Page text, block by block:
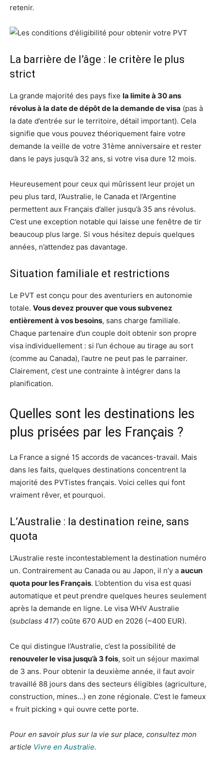
retenir.
La barrière de l’âge : le critère le plus
strict
La grande majorité des pays fixe la limite à 30 ans
révolus à la date de dépôt de la demande de visa (pas à
la date d’entrée sur le territoire, détail important). Cela
signifie que vous pouvez théoriquement faire votre
demande la veille de votre 31ème anniversaire et rester
dans le pays jusqu’à 32 ans, si votre visa dure 12 mois.
Heureusement pour ceux qui mûrissent leur projet un
peu plus tard, l’Australie, le Canada et l’Argentine
permettent aux Français d’aller jusqu’à 35 ans révolus.
C’est une exception notable qui laisse une fenêtre de tir
beaucoup plus large. Si vous hésitez depuis quelques
années, n’attendez pas davantage.
Situation familiale et restrictions
Le PVT est conçu pour des aventuriers en autonomie
totale. Vous devez prouver que vous subvenez
entièrement à vos besoins, sans charge familiale.
Chaque partenaire d’un couple doit obtenir son propre
visa individuellement : si l’un échoue au tirage au sort
(comme au Canada), l’autre ne peut pas le parrainer.
Clairement, c’est une contrainte à intégrer dans la
planification.
Quelles sont les destinations les
plus prisées par les Français ?
La France a signé 15 accords de vacances-travail. Mais
dans les faits, quelques destinations concentrent la
majorité des PVTistes français. Voici celles qui font
vraiment rêver, et pourquoi.
L’Australie : la destination reine, sans
quota
L’Australie reste incontestablement la destination numéro
un. Contrairement au Canada ou au Japon, il n’y a aucun
quota pour les Français. L’obtention du visa est quasi
automatique et peut prendre quelques heures seulement
après la demande en ligne. Le visa WHV Australie
(subclass 417) coûte 670 AUD en 2026 (~400 EUR).
Ce qui distingue l’Australie, c’est la possibilité de
renouveler le visa jusqu’à 3 fois, soit un séjour maximal
de 3 ans. Pour obtenir la deuxième année, il faut avoir
travaillé 88 jours dans des secteurs éligibles (agriculture,
construction, mines…) en zone régionale. C’est le fameux
« fruit picking » qui ouvre cette porte.
Pour en savoir plus sur la vie sur place, consultez mon
article Vivre en Australie.